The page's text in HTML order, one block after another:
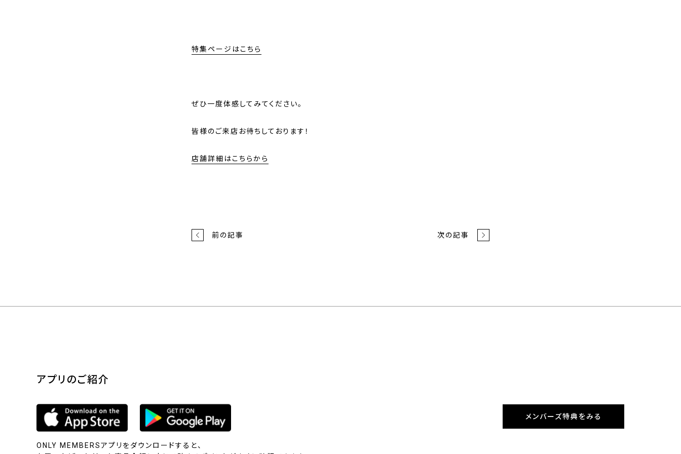
特集ページはこちら
ぜひ一度体感してみてください。
皆様のご来店お待ちしております！
店舗詳細はこちらから
前の記事 次の記事
アプリのご紹介
ONLY MEMBERSアプリをダウンロードすると、
メンバーズ特典をみる